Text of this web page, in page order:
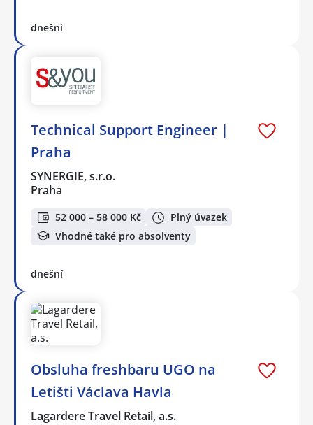
dnešní
Technical Support Engineer |
Praha
SYNERGIE, s.r.o.
Praha
52 000 – 58 000 Kč
Plný úvazek
Vhodné také pro absolventy
dnešní
Obsluha freshbaru UGO na
Letišti Václava Havla
Lagardere Travel Retail, a.s.